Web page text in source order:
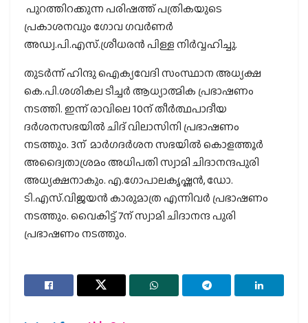
പുറത്തിറക്കുന്ന പരിഷത്ത് പത്രികയുടെ
പ്രകാശനവും ഗോവ ഗവര്‍ണര്‍
അഡ്വ.പി.എസ്.ശ്രീധരന്‍ പിള്ള നിര്‍വ്വഹിച്ചു.
തുടര്‍ന്ന് ഹിന്ദു ഐക്യവേദി സംസ്ഥാന അധ്യക്ഷ
കെ.പി.ശശികല ടീച്ചര്‍ ആധ്യാത്മിക പ്രഭാഷണം
നടത്തി. ഇന്ന് രാവിലെ 10ന് തീര്‍ത്ഥപാദീയ
ദര്‍ശനസഭയില്‍ ചിദ് വിലാസിനി പ്രഭാഷണം
നടത്തും. 3ന് മാര്‍ഗദര്‍ശന സഭയില്‍ കൊളത്തൂര്‍
അദ്വൈതാശ്രമം അധിപതി സ്വാമി ചിദാനന്ദപുരി
അധ്യക്ഷനാകും. എ.ഗോപാലകൃഷ്ണന്‍, ഡോ.
ടി.എസ്.വിജയന്‍ കാരുമാത്ര എന്നിവര്‍ പ്രഭാഷണം
നടത്തും. വൈകിട്ട് 7ന് സ്വാമി ചിദാനന്ദ പുരി
പ്രഭാഷണം നടത്തും.